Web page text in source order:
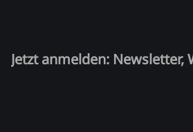
Jetzt anmelden: Newsletter,